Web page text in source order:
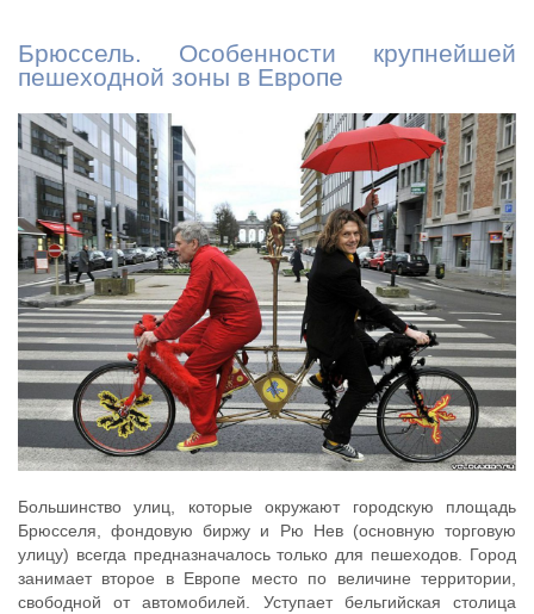
Брюссель. Особенности крупнейшей
пешеходной зоны в Европе
Большинство улиц, которые окружают городскую площадь
Брюсселя, фондовую биржу и Рю Нев (основную торговую
улицу) всегда предназначалось только для пешеходов. Город
занимает второе в Европе место по величине территории,
свободной от автомобилей. Уступает бельгийская столица